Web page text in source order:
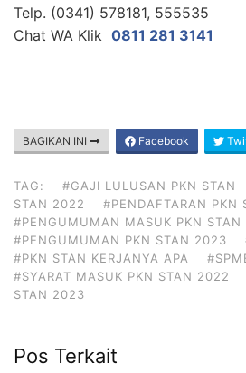
Telp. (0341) 578181, 555535
Chat WA Klik 0811 281 3141
BAGIKAN INI Facebook
TAG: #GAJI LULUSAN PKN STAN
STAN 2022
#PENDAFTARAN PKN
#PENGUMUMAN MASUK PKN STAN
#PENGUMUMAN PKN STAN 2023
#PKN STAN KERJANYA APA
#SYARAT MASUK PKN STAN 2022
STAN 2023
Pos Terkait